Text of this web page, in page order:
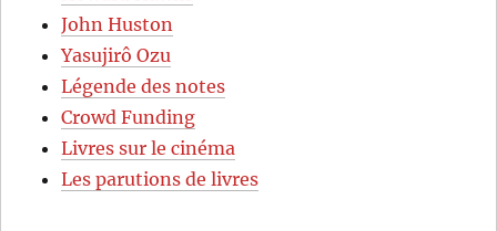
John Huston
Yasujirô Ozu
Légende des notes
Crowd Funding
Livres sur le cinéma
Les parutions de livres